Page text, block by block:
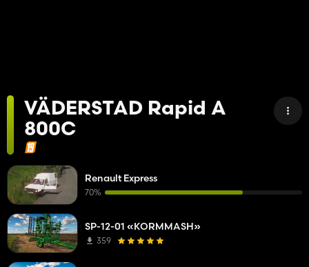
VÄDERSTAD Rapid A
800C
Renault Express
70%
SP-12-01 «KORMMASH»
359